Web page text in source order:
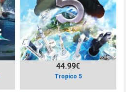
Tropico 5
44.99€